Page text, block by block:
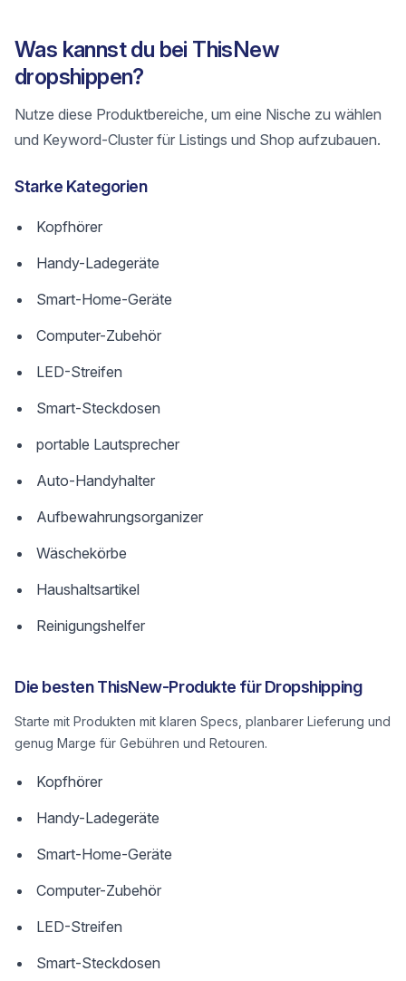
Was kannst du bei ThisNew
dropshippen?
Nutze diese Produktbereiche, um eine Nische zu wählen
und Keyword-Cluster für Listings und Shop aufzubauen.
Starke Kategorien
Kopfhörer
Handy-Ladegeräte
Smart-Home-Geräte
Computer-Zubehör
LED-Streifen
Smart-Steckdosen
portable Lautsprecher
Auto-Handyhalter
Aufbewahrungsorganizer
Wäschekörbe
Haushaltsartikel
Reinigungshelfer
Die besten ThisNew-Produkte für Dropshipping
Starte mit Produkten mit klaren Specs, planbarer Lieferung und
genug Marge für Gebühren und Retouren.
Kopfhörer
Handy-Ladegeräte
Smart-Home-Geräte
Computer-Zubehör
LED-Streifen
Smart-Steckdosen